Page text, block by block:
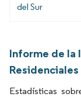
del Sur
Informe de la
Estadísticas